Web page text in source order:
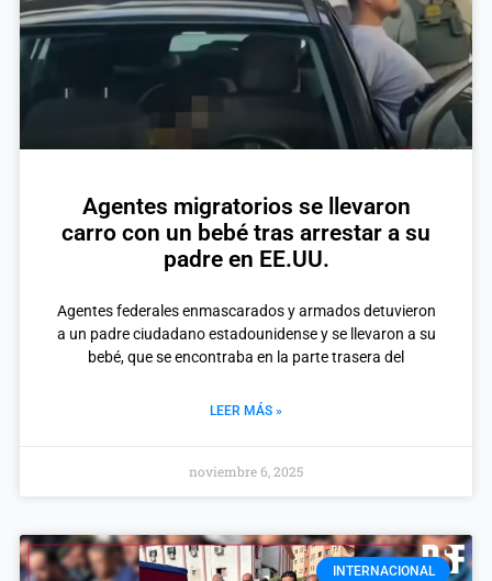
Agentes migratorios se llevaron
carro con un bebé tras arrestar a su
padre en EE.UU.
Agentes federales enmascarados y armados detuvieron
a un padre ciudadano estadounidense y se llevaron a su
bebé, que se encontraba en la parte trasera del
LEER MÁS »
noviembre 6, 2025
INTERNACIONAL